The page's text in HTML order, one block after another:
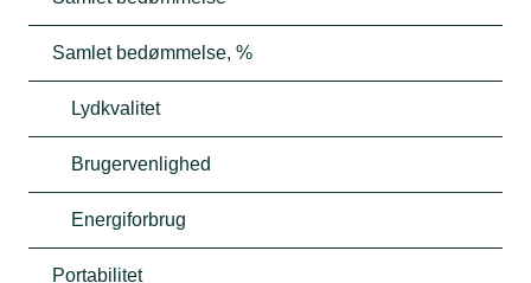
Samlet bedømmelse, %
Lydkvalitet
Brugervenlighed
Energiforbrug
Portabilitet